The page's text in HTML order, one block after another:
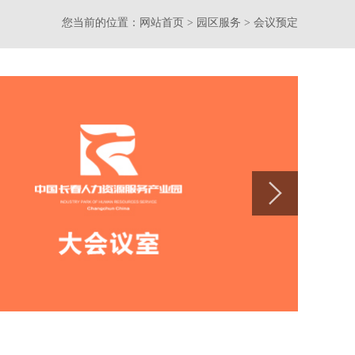
您当前的位置： 网站首页 > 园区服务 > 会议预定